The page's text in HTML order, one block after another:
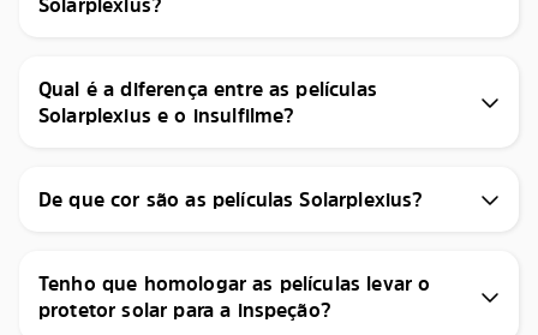
Qual é a diferença entre as películas
Solarplexius e o insulfilme?
De que cor são as películas Solarplexius?
Tenho que homologar as películas levar o
protetor solar para a inspeção?